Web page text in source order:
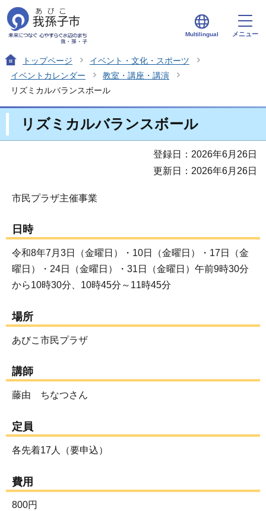
Multilingual メニュー
トップページ
イベント・文化・スポーツ
イベントカレンダー
教室・講座・講演
リズミカルバランスボール
リズミカルバランスボール
登録日：2026年6月26日
更新日：2026年6月26日
市民プラザ主催事業
日時
令和8年7月3日（金曜日）・10日（金曜日）・17日（金
曜日）・24日（金曜日）・31日（金曜日）午前9時30分
から10時30分、10時45分～11時45分
場所
あびこ市民プラザ
講師
藤由 ちなつさん
定員
各先着17人（要申込）
費用
800円